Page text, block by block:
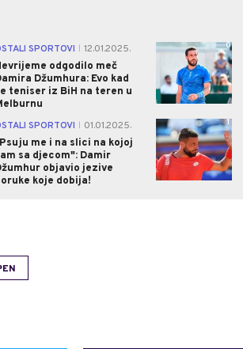
SPORTOVI
12.01.2025.
odgodilo meč
Džumhura: Evo kad
teniser iz BiH na teren u
0
SPORTOVI
01.01.2025.
me i na slici na kojoj
sa djecom": Damir
objavio jezive
koje dobija!
1